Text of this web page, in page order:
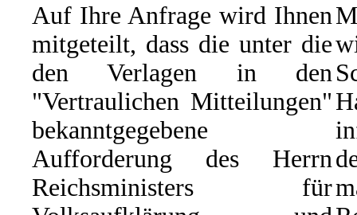
Auf Ihre Anfrage wird Ihnen
mitgeteilt, dass die unter die
den Verlagen in den
"Vertraulichen Mitteilungen"
bekanntgegebene
Aufforderung des Herrn
Reichsministers für